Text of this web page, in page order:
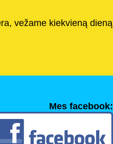
vežame kiekvieną dieną
Mes facebook: